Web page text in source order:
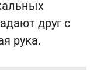
друг с
рука.